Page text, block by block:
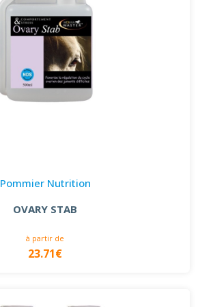
Pommier Nutrition
OVARY STAB
à partir de
23.71€